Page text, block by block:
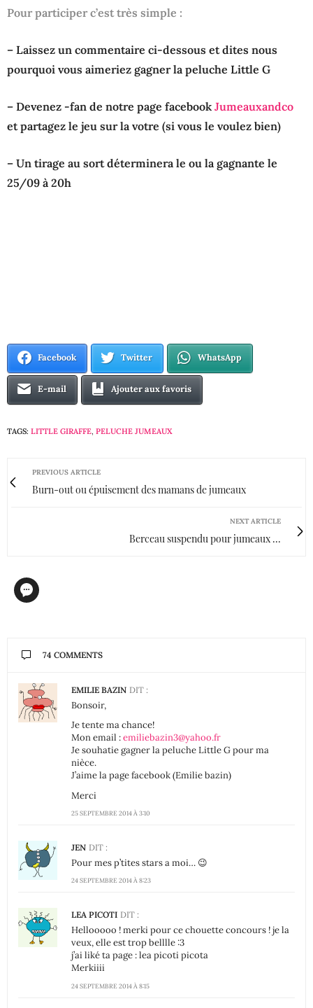
Pour participer c’est très simple :
– Laissez un commentaire ci-dessous et dites nous
pourquoi vous aimeriez gagner la peluche Little G
– Devenez -fan de notre page facebook Jumeauxandco
et partagez le jeu sur la votre (si vous le voulez bien)
– Un tirage au sort déterminera le ou la gagnante le
25/09 à 20h
Facebook Twitter WhatsApp
E-mail Ajouter aux favoris
TAGS: LITTLE GIRAFFE, PELUCHE JUMEAUX
PREVIOUS ARTICLE
Burn-out ou épuisement des mamans de jumeaux
NEXT ARTICLE
Berceau suspendu pour jumeaux ...
74 COMMENTS
EMILIE BAZIN DIT :
25 SEPTEMBRE 2014 À 3:10
Bonsoir,
Je tente ma chance!
Mon email :emiliebazin3@yahoo.fr
Je souhatie gagner la peluche Little G pour ma
nièce.
J’aime la page facebook (Emilie bazin)
Merci
JEN DIT :
24 SEPTEMBRE 2014 À 8:23
Pour mes p’tites stars a moi… 😉
LEA PICOTI DIT :
24 SEPTEMBRE 2014 À 8:15
Hellooooo ! merki pour ce chouette concours ! je la
veux, elle est trop belllle :3
j’ai liké ta page : lea picoti picota
Merkiiii